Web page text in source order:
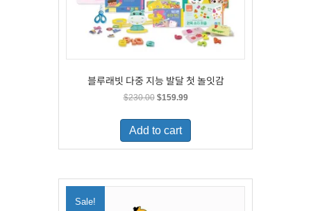
블루래빗 다중 지능 발달 첫 놀잇감
$230.00 Original
was:
$230.00.
$159.99Current
is:
Add to cart
Sale!